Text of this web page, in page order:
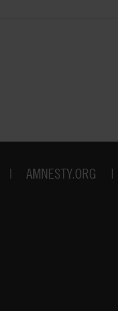
AMNESTY.ORG